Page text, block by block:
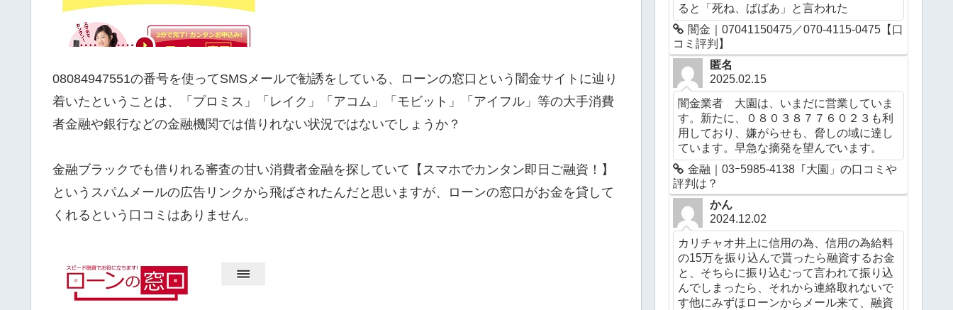
08084947551の番号を使ってSMSメールで勧誘をしている、ローンの窓口という闇金サイトに辿り
着いたということは、「プロミス」「レイク」「アコム」「モビット」「アイフル」等の大手消費
者金融や銀行などの金融機関では借りれない状況ではないでしょうか？
金融ブラックでも借りれる審査の甘い消費者金融を探していて【スマホでカンタン即日ご融資！】
というスパムメールの広告リンクから飛ばされたんだと思いますが、ローンの窓口がお金を貸して
くれるという口コミはありません。
ると「死ね、ばばあ」と言われた
闇金｜07041150475／070-4115-0475【口
コミ評判】
匿名
2025.02.15
闇金業者 大園は、いまだに営業していま
す。新たに、０８０３８７７６０２３も利
用しており、嫌がらせも、脅しの域に達し
ています。早急な摘発を望んでいます。
金融｜03ｰ5985-4138「大園」の口コミや
評判は？
かん
2024.12.02
カリチャオ井上に信用の為、信用の為給料
の15万を振り込んで貰ったら融資するお金
と、そちらに振り込むって言われて振り込
んでしまったら、それから連絡取れないで
す他にみずほローンからメール来て、融資